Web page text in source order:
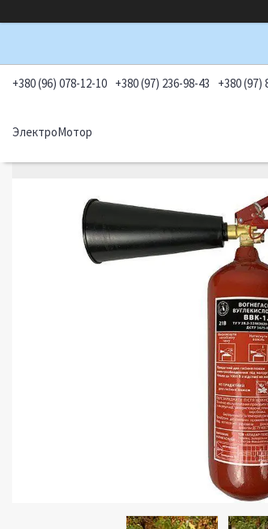
+380 (96) 078-12-10 +380 (97) 236-98-43 +380 (97)
ЭлектроМотор